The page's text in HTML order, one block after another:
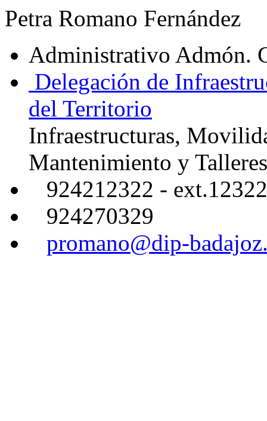
Petra Romano Fernández
Administrativo Admón.
Delegación de
del Territorio
Infraestructuras,
Mantenimiento y Talleres
924212322 - ext.12322
924270329
promano@dip-